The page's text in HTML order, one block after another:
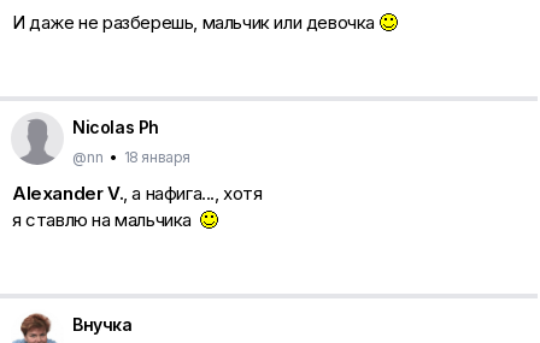
И даже не разберешь, мальчик или девочка
Nicolas Ph
@nn • 18 января
Alexander V., а нафига..., хотя
я ставлю на мальчика
Внучка